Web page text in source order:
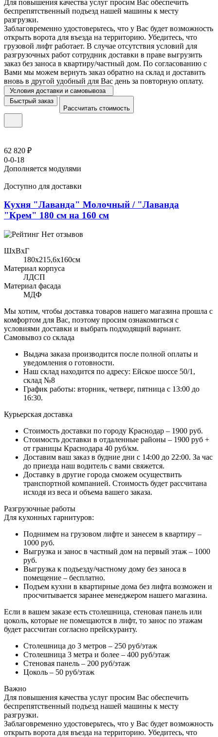
Для повышения качества услуг просим Вас обеспечить
беспрепятственный подъезд нашей машины к месту
разгрузки.
Заблаговременно удостоверьтесь, что у Вас будет возможность
открыть ворота для въезда на территорию. Убедитесь, что
грузовой лифт работает. В случае отсутствия условий для
разгрузочных работ сотрудник доставки в праве выгрузить
заказ без заноса в квартиру/частный дом. По согласованию с
Вами мы можем вернуть заказ обратно на склад и доставить
вновь в другой удобный для Вас день за повторную оплату.
Условия доставки и самовывоза
Быстрый заказ
Рассчитать стоимость
62 820 ₽
0-0-18
Дополняется модулями
Доступно для доставки
Кухня "Лаванда" Молочный / "Лаванда
"Крем" 180 см на 160 см
Нет отзывов
ШхВхГ
180x215,6х160см
Материал корпуса
ЛДСП
Материал фасада
МДФ
Мы хотим, чтобы доставка товаров нашего магазина прошла с
комфортом для Вас, поэтому просим ознакомиться с
условиями доставки и выбрать подходящий вариант.
Самовывоз со склада
Выдача заказа производится после полной оплаты и
уведомления о готовности.
Наш склад находится по адресу: Ейское шоссе 50/1,
склад №8
График работы: вторник, четверг, пятница с 13:00 до
16:30.
Курьерская доставка
Стоимость доставки по городу Краснодар – 1900 руб.
Стоимость доставки в отдаленные районы – 1900 руб +
от границы Краснодара 40 руб/км.
Доставим ваш заказ в будние дни с 14:00 до 22:00. За час
до приезда наш водитель с вами свяжется.
Доставку в другие города сможем осуществить
транспортной компанией. Стоимость будет рассчитана
исходя из веса и объема вашего заказа.
Разгрузочные работы
Для кухонных гарнитуров:
Поднимем на грузовом лифте и занесем в квартиру –
1000 руб.
Выгрузка и занос в частный дом на первый этаж – 1000
руб.
Выгрузка к подъезду/частному дому без заноса в
помещение – бесплатно.
Подъем кухни в квартирные дома без лифта возможен и
просчитывается заранее менеджером нашего магазина.
Если в вашем заказе есть столешница, стеновая панель или
цоколь, которые не помещаются в лифт, то занос по этажам
будет рассчитан согласно прейскуранту.
Столешница до 3 метров – 250 руб/этаж
Столешница 3 метра и более – 400 руб/этаж
Стеновая панель – 200 руб/этаж
Цоколь – 50 руб/этаж
Важно
Для повышения качества услуг просим Вас обеспечить
беспрепятственный подъезд нашей машины к месту
разгрузки.
Заблаговременно удостоверьтесь, что у Вас будет возможность
открыть ворота для въезда на территорию. Убедитесь, что